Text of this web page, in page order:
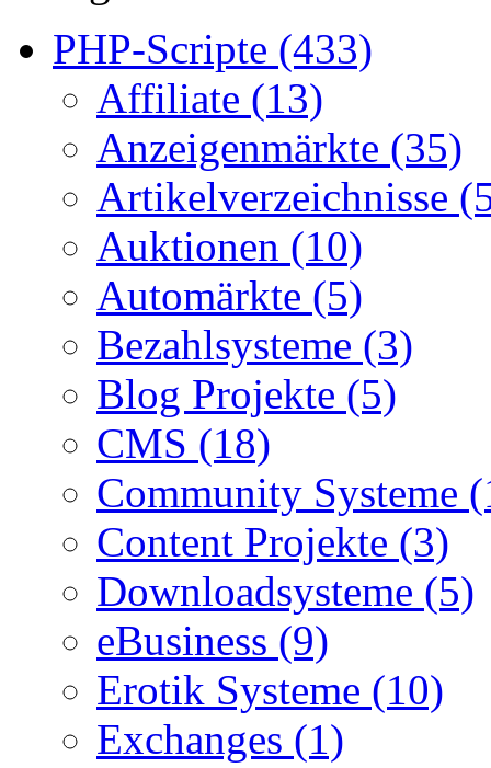
PHP-Scripte (433)
Affiliate (13)
Anzeigenmärkte (35)
Artikelverzeichnisse
Auktionen (10)
Automärkte (5)
Bezahlsysteme (3)
Blog Projekte (5)
CMS (18)
Community Systeme
Content Projekte (3)
Downloadsysteme (5)
eBusiness (9)
Erotik Systeme (10)
Exchanges (1)